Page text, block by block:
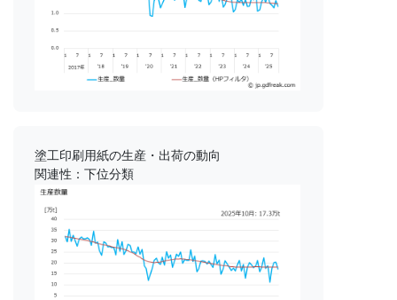
塗工印刷用紙の生産・出荷の動向
関連性：下位分類